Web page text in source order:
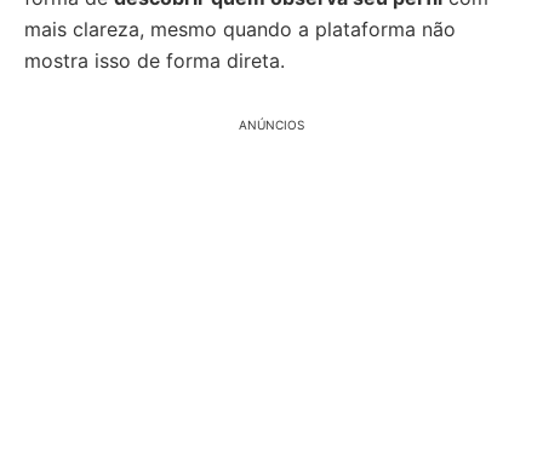
mais clareza, mesmo quando a plataforma não
mostra isso de forma direta.
ANÚNCIOS